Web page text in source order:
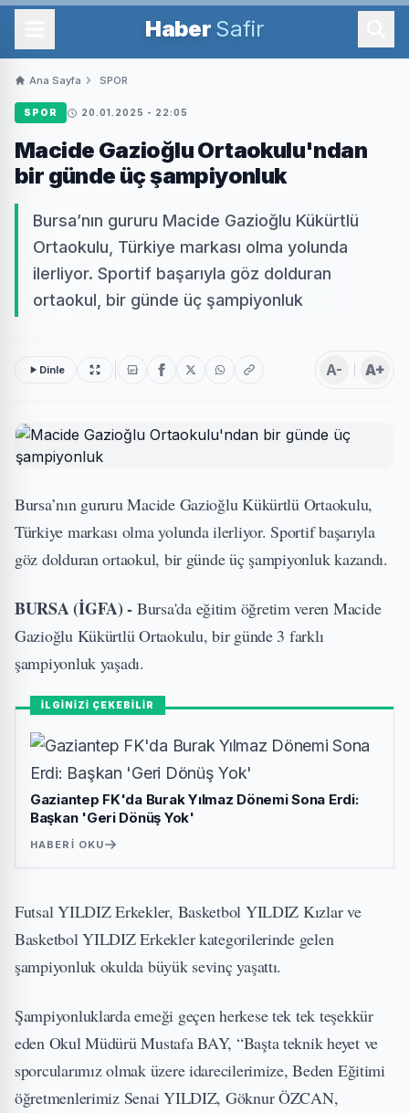
Haber Safir
Ana Sayfa SPOR
SPOR 20.01.2025 - 22:05
Macide Gazioğlu Ortaokulu'ndan
bir günde üç şampiyonluk
Bursa’nın gururu Macide Gazioğlu Kükürtlü
Ortaokulu, Türkiye markası olma yolunda
ilerliyor. Sportif başarıyla göz dolduran
ortaokul, bir günde üç şampiyonluk
Dinle A- A+
Bursa’nın gururu Macide Gazioğlu Kükürtlü Ortaokulu,
Türkiye markası olma yolunda ilerliyor. Sportif başarıyla
göz dolduran ortaokul, bir günde üç şampiyonluk kazandı.
BURSA (İGFA) - Bursa'da eğitim öğretim veren Macide
Gazioğlu Kükürtlü Ortaokulu, bir günde 3 farklı
şampiyonluk yaşadı.
İLGİNİZİ ÇEKEBİLİR
Gaziantep FK'da Burak Yılmaz Dönemi Sona Erdi:
Başkan 'Geri Dönüş Yok'
HABERI OKU
Futsal YILDIZ Erkekler, Basketbol YILDIZ Kızlar ve
Basketbol YILDIZ Erkekler kategorilerinde gelen
şampiyonluk okulda büyük sevinç yaşattı.
Şampiyonluklarda emeği geçen herkese tek tek teşekkür
eden Okul Müdürü Mustafa BAY, “Başta teknik heyet ve
sporcularımız olmak üzere idarecilerimize, Beden Eğitimi
öğretmenlerimiz Senai YILDIZ, Göknur ÖZCAN,